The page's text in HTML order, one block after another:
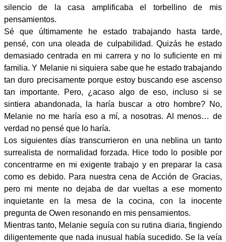
silencio de la casa amplificaba el torbellino de mis
pensamientos.
Sé que últimamente he estado trabajando hasta tarde,
pensé, con una oleada de culpabilidad. Quizás he estado
demasiado centrada en mi carrera y no lo suficiente en mi
familia. Y Melanie ni siquiera sabe que he estado trabajando
tan duro precisamente porque estoy buscando ese ascenso
tan importante. Pero, ¿acaso algo de eso, incluso si se
sintiera abandonada, la haría buscar a otro hombre? No,
Melanie no me haría eso a mí, a nosotras. Al menos… de
verdad no pensé que lo haría.
Los siguientes días transcurrieron en una neblina un tanto
surrealista de normalidad forzada. Hice todo lo posible por
concentrarme en mi exigente trabajo y en preparar la casa
como es debido. Para nuestra cena de Acción de Gracias,
pero mi mente no dejaba de dar vueltas a ese momento
inquietante en la mesa de la cocina, con la inocente
pregunta de Owen resonando en mis pensamientos.
Mientras tanto, Melanie seguía con su rutina diaria, fingiendo
diligentemente que nada inusual había sucedido. Se la veía